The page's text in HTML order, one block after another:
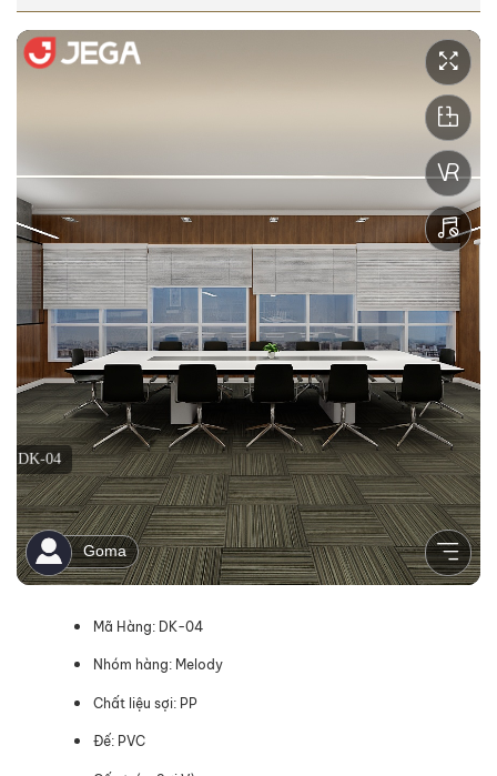
Mã Hàng: DK-04
Nhóm hàng: Melody
Chất liệu sợi: PP
Đế: PVC